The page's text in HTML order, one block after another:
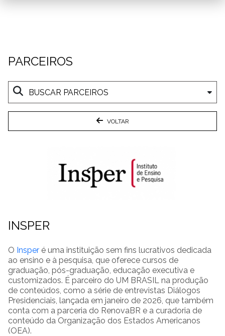
PARCEIROS
VOLTAR
INSPER
O Insper é uma instituição sem fins lucrativos dedicada
ao ensino e à pesquisa, que oferece cursos de
graduação, pós-graduação, educação executiva e
customizados. É parceiro do UM BRASIL na produção
de conteúdos, como a série de entrevistas Diálogos
Presidenciais, lançada em janeiro de 2026, que também
conta com a parceria do RenovaBR e a curadoria de
conteúdo da Organização dos Estados Americanos
(OEA).